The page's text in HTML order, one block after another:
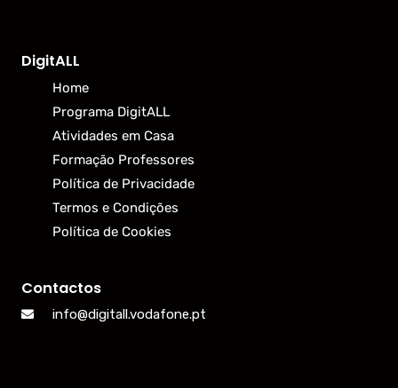
DigitALL
Home
Programa DigitALL
Atividades em Casa
Formação Professores
Política de Privacidade
Termos e Condições
Política de Cookies
Contactos
info@digitall.vodafone.pt